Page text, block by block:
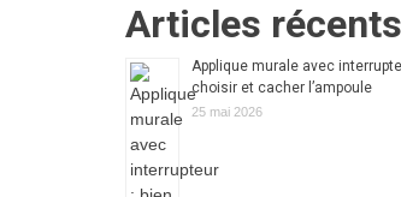
Articles récents
Applique murale avec
choisir et cacher l’ampoule
25 mai 2026